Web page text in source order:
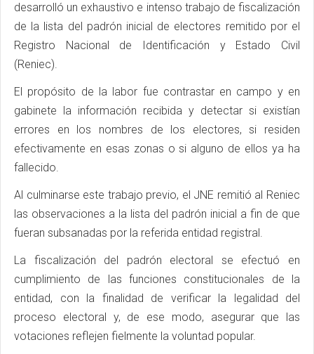
desarrolló un exhaustivo e intenso trabajo de fiscalización
de la lista del padrón inicial de electores remitido por el
Registro Nacional de Identificación y Estado Civil
(Reniec).
El propósito de la labor fue contrastar en campo y en
gabinete la información recibida y detectar si existían
errores en los nombres de los electores, si residen
efectivamente en esas zonas o si alguno de ellos ya ha
fallecido.
Al culminarse este trabajo previo, el JNE remitió al Reniec
las observaciones a la lista del padrón inicial a fin de que
fueran subsanadas por la referida entidad registral.
La fiscalización del padrón electoral se efectuó en
cumplimiento de las funciones constitucionales de la
entidad, con la finalidad de verificar la legalidad del
proceso electoral y, de ese modo, asegurar que las
votaciones reflejen fielmente la voluntad popular.